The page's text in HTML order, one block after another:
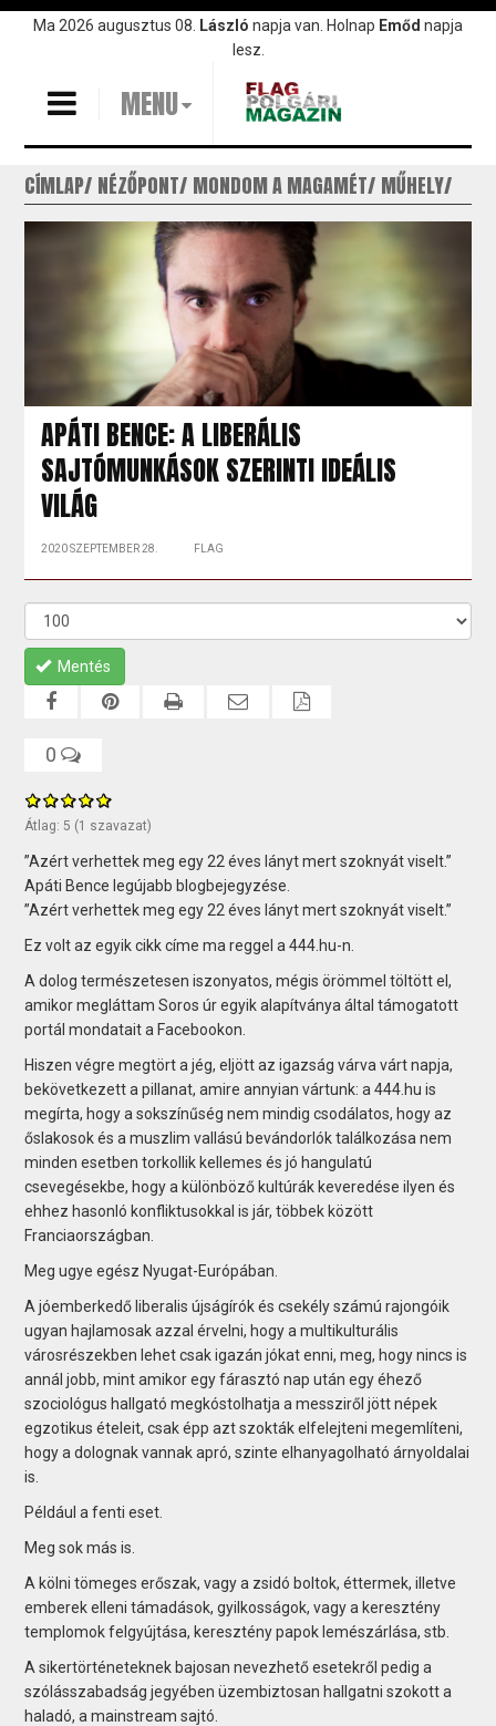
UgrásMa 2026 augusztus 08. László napja van. Holnap Emőd napja
lesz.
MENU
CÍMLAP NÉZŐPONT MONDOM A MAGAMÉT MŰHELY
APÁTI BENCE: A LIBERÁLIS
SAJTÓMUNKÁSOK SZERINTI IDEÁLIS
VILÁG
2020 SZEPTEMBER 28. FLAG
Mentés
0
Átlag: 5 (1 szavazat)
”Azért verhettek meg egy 22 éves lányt mert szoknyát viselt.”
Apáti Bence legújabb blogbejegyzése.
”Azért verhettek meg egy 22 éves lányt mert szoknyát viselt.”
Ez volt az egyik cikk címe ma reggel a 444.hu-n.
A dolog természetesen iszonyatos, mégis örömmel töltött el,
amikor megláttam Soros úr egyik alapítványa által támogatott
portál mondatait a Facebookon.
Hiszen végre megtört a jég, eljött az igazság várva várt napja,
bekövetkezett a pillanat, amire annyian vártunk: a 444.hu is
megírta, hogy a sokszínűség nem mindig csodálatos, hogy az
őslakosok és a muszlim vallású bevándorlók találkozása nem
minden esetben torkollik kellemes és jó hangulatú
csevegésekbe, hogy a különböző kultúrák keveredése ilyen és
ehhez hasonló konfliktusokkal is jár, többek között
Franciaországban.
Meg ugye egész Nyugat-Európában.
A jóemberkedő liberalis újságírók és csekély számú rajongóik
ugyan hajlamosak azzal érvelni, hogy a multikulturális
városrészekben lehet csak igazán jókat enni, meg, hogy nincs is
annál jobb, mint amikor egy fárasztó nap után egy éhező
szociológus hallgató megkóstolhatja a messziről jött népek
egzotikus ételeit, csak épp azt szokták elfelejteni megemlíteni,
hogy a dolognak vannak apró, szinte elhanyagolható árnyoldalai
is.
Például a fenti eset.
Meg sok más is.
A kölni tömeges erőszak, vagy a zsidó boltok, éttermek, illetve
emberek elleni támadások, gyilkosságok, vagy a keresztény
templomok felgyújtása, keresztény papok lemészárlása, stb.
A sikertörténeteknek bajosan nevezhető esetekről pedig a
szólásszabadság jegyében üzembiztosan hallgatni szokott a
haladó, a mainstream sajtó.